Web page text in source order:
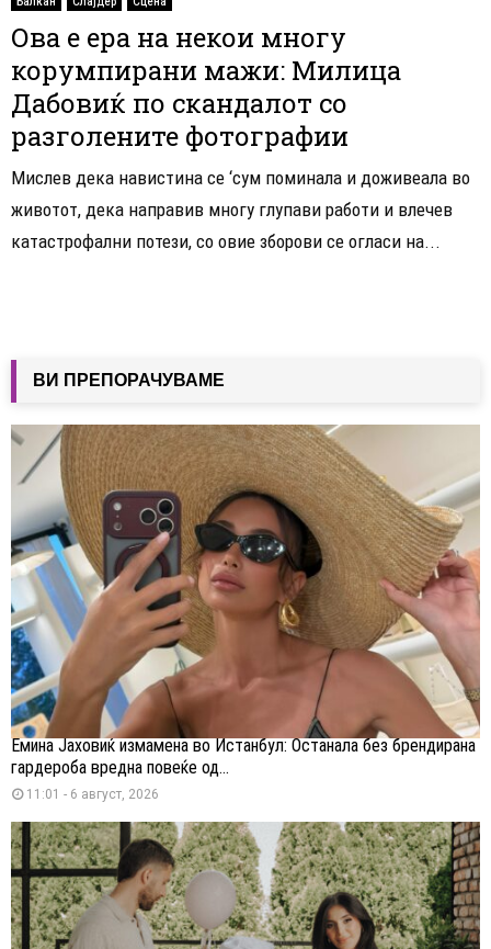
Ова е ера на некои многу
корумпирани мажи: Милица
Дабовиќ по скандалот со
разголените фотографии
Мислев дека навистина се ‘сум поминала и доживеала во
животот, дека направив многу глупави работи и влечев
катастрофални потези, со овие зборови се огласи на...
ВИ ПРЕПОРАЧУВАМЕ
Емина Јаховиќ измамена во Истанбул: Останала без брендирана
гардероба вредна повеќе од...
11:01 - 6 август, 2026